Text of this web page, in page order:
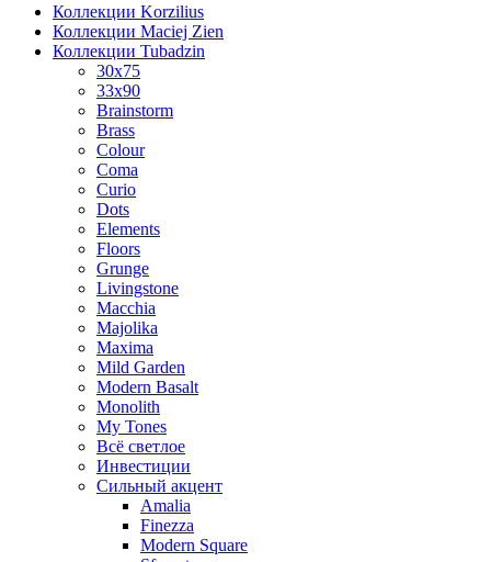
Коллекции Korzilius
Коллекции Maciej Zien
Коллекции Tubadzin
30x75
33x90
Brainstorm
Brass
Colour
Coma
Curio
Dots
Elements
Floors
Grunge
Livingstone
Macchia
Majolika
Maxima
Mild Garden
Modern Basalt
Monolith
My Tones
Всё светлое
Инвестиции
Сильный акцент
Amalia
Finezza
Modern Square